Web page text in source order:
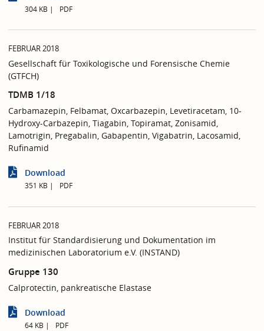
304 KB PDF
FEBRUAR 2018
Gesellschaft für Toxikologische und Forensische Chemie
(GTFCH)
TDMB 1/18
Carbamazepin, Felbamat, Oxcarbazepin, Levetiracetam, 10-
Hydroxy-Carbazepin, Tiagabin, Topiramat, Zonisamid,
Lamotrigin, Pregabalin, Gabapentin, Vigabatrin, Lacosamid,
Rufinamid
Download
351 KB PDF
FEBRUAR 2018
Institut für Standardisierung und Dokumentation im
medizinischen Laboratorium e.V. (INSTAND)
Gruppe 130
Calprotectin, pankreatische Elastase
Download
64 KB PDF